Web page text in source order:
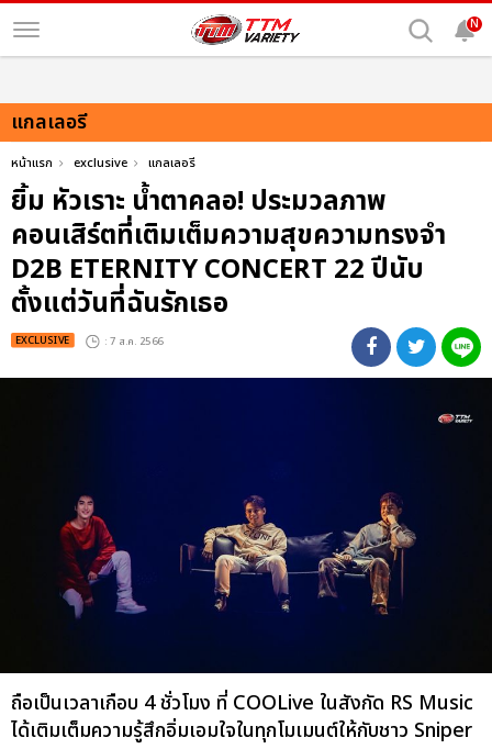
N
แกลเลอรี
หน้าแรก exclusive แกลเลอรี
ยิ้ม หัวเราะ น้ำตาคลอ! ประมวลภาพ
คอนเสิร์ตที่เติมเต็มความสุขความทรงจำ
D2B ETERNITY CONCERT 22 ปีนับ
ตั้งแต่วันที่ฉันรักเธอ
EXCLUSIVE : 7 ส.ค. 2566
ถือเป็นเวลาเกือบ 4 ชั่วโมง ที่ COOLive ในสังกัด RS Music
ได้เติมเต็มความรู้สึกอิ่มเอมใจในทุกโมเมนต์ให้กับชาว Sniper